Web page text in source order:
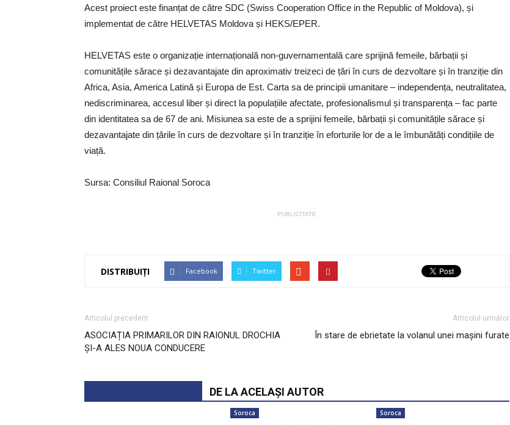
Acest proiect este finanțat de către SDC (Swiss Cooperation Office in the Republic of Moldova), și
implementat de către HELVETAS Moldova și HEKS/EPER.
HELVETAS este o organizație internațională non-guvernamentală care sprijină femeile, bărbații și
comunitățile sărace și dezavantajate din aproximativ treizeci de țări în curs de dezvoltare și în tranziție din
Africa, Asia, America Latină și Europa de Est. Carta sa de principii umanitare – independența, neutralitatea,
nediscriminarea, accesul liber și direct la populațiile afectate, profesionalismul și transparența – fac parte
din identitatea sa de 67 de ani. Misiunea sa este de a sprijini femeile, bărbații și comunitățile sărace și
dezavantajate din țările în curs de dezvoltare și în tranziție în eforturile lor de a le îmbunătăți condițiile de
viață.
Sursa: Consiliul Raional Soroca
PUBLICITATE
DISTRIBUIȚI Facebook Twitter
Articolul precedent
ASOCIAȚIA PRIMARILOR DIN RAIONUL DROCHIA
ȘI-A ALES NOUA CONDUCERE
Articolul următor
În stare de ebrietate la volanul unei mașini furate
DE LA ACELAȘI AUTOR
Soroca Soroca